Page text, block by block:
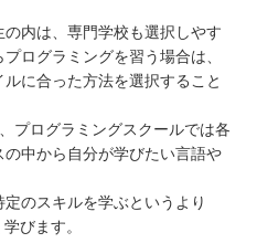
内は、専門学校も選択しやす
ログラミングを習う場合は、
に合った方法を選択すること
プログラミングスクールでは各
中から自分が学びたい言語や
のスキルを学ぶというより
びます。